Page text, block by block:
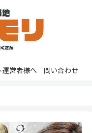
運営者様へ 問い合わせ